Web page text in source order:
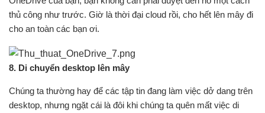
thủ công như trước. Giờ là thời đại cloud rồi, cho hết lên mây đi
cho an toàn các bạn ơi.
8. Di chuyển desktop lên mây
Chúng ta thường hay để các tập tin đang làm việc dở dang trên
desktop, nhưng ngặt cái là đôi khi chúng ta quên mất việc di